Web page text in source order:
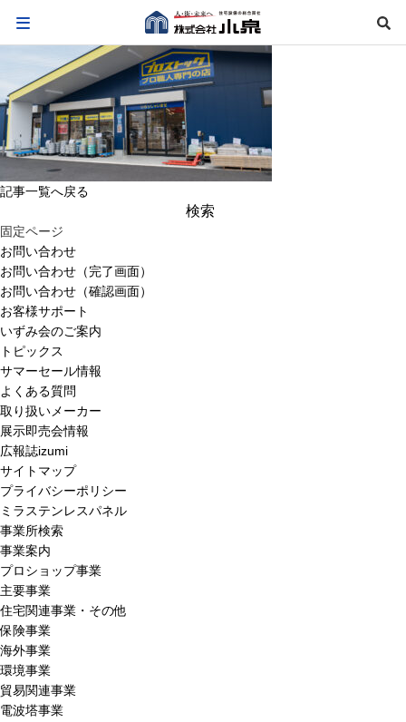
記事一覧へ戻る
索:
固定ページ
お問い合わせ
お問い合わせ（完了画面）
お問い合わせ（確認画面）
お客様サポート
いずみ会のご案内
トピックス
サマーセール情報
よくある質問
取り扱いメーカー
展示即売会情報
広報誌izumi
サイトマップ
プライバシーポリシー
ミラステンレスパネル
事業所検索
事業案内
プロショップ事業
主要事業
住宅関連事業・その他
保険事業
海外事業
環境事業
貿易関連事業
電波塔事業